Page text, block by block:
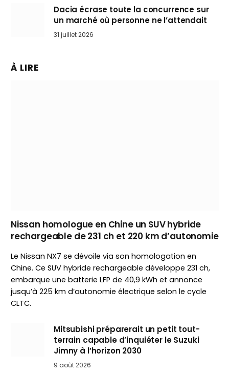
Dacia écrase toute la concurrence sur
un marché où personne ne l’attendait
31 juillet 2026
À LIRE
Nissan homologue en Chine un SUV hybride
rechargeable de 231 ch et 220 km d’autonomie
Le Nissan NX7 se dévoile via son homologation en
Chine. Ce SUV hybride rechargeable développe 231 ch,
embarque une batterie LFP de 40,9 kWh et annonce
jusqu’à 225 km d’autonomie électrique selon le cycle
CLTC.
Mitsubishi préparerait un petit tout-
terrain capable d’inquiéter le Suzuki
Jimny à l’horizon 2030
9 août 2026